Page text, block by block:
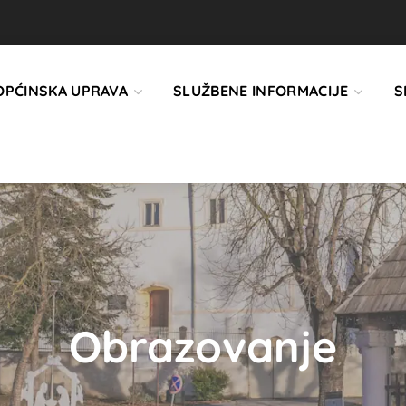
UPRAVA SLUŽBENE INFORMACIJE
Obrazovanje